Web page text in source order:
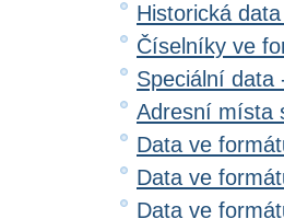
Historická
Číselníky ve
Speciální data
Adresní místa
Data ve
Data ve
Data ve